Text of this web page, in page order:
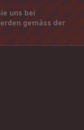
uns bei
gemäss der